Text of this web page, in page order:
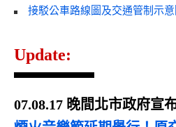
接駁公車路線圖及交通管制示
Update:
07.08.17 晚間北市政府宣